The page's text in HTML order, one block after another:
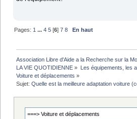
Pages: 1 ...4 5 [6]7 8
En haut
Association Libre d'Aide a la Recherche sur la
LA VIE QUOTIDIENNE » Les équipements, les
Voiture et déplacements »
Sujet:Quelle est la meilleure adaptation voiture